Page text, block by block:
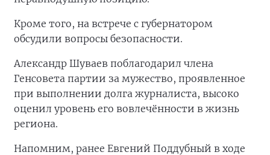
Кроме того, на встрече с губернатором
обсудили вопросы безопасности.
Александр Шуваев поблагодарил члена
Генсовета партии за мужество, проявленное
при выполнении долга журналиста, высоко
оценил уровень его вовлечённости в жизнь
региона.
Напомним, ранее Евгений Поддубный в ходе